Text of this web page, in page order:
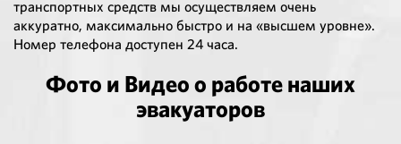
транспортных средств мы осуществляем очень
аккуратно, максимально быстро и на «высшем уровне».
Номер телефона доступен 24 часа.
Фото и Видео о работе наших
эвакуаторов